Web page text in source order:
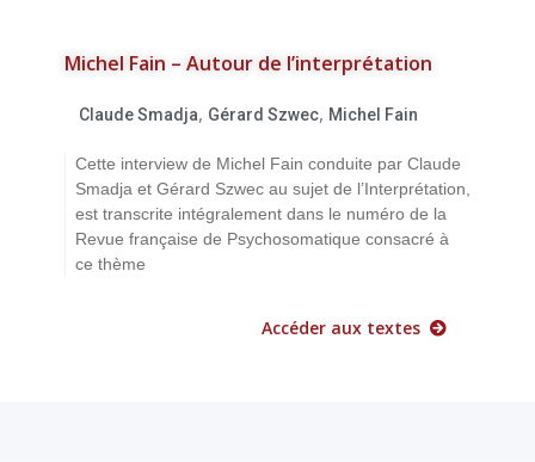
Michel Fain – Autour de l’interprétation
Claude Smadja, Gérard Szwec, Michel Fain
Cette interview de Michel Fain conduite par Claude
Smadja et Gérard Szwec au sujet de l’Interprétation,
est transcrite intégralement dans le numéro de la
Revue française de Psychosomatique consacré à
ce thème
Accéder aux textes